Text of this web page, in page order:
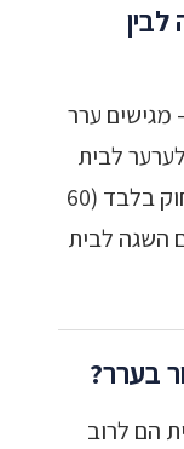
מגישים ערר
אפשר לערער לבית
הדין האזורי לעבודה בטענות על יישום החוק בלבד (60
השגה לבית
בערר?
הם לרוב